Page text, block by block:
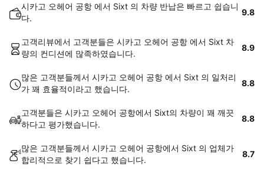
시카고 오헤어 공항 에서 Sixt 의 차량 반납은 빠르고 쉽습니
다.
9.8
고객리뷰에서 고객분들은 시카고 오헤어 공항 에서 Sixt 차
량의 컨디션에 많족하였습니다.
8.9
많은 고객분들께서 시카고 오헤어 공항 에서 Sixt 의 일처리
가 꽤 효율적이라고 했습니다.
8.8
고객분들은 시카고 오헤어 공항에서 Sixt의 차량이 꽤 깨끗
하다고 평가했습니다.
8.8
많은 고객분들께서 시카고 오헤어 공항에서 Sixt 의 업체가
합리적으로 찾기 쉽다고 했습니다.
8.7